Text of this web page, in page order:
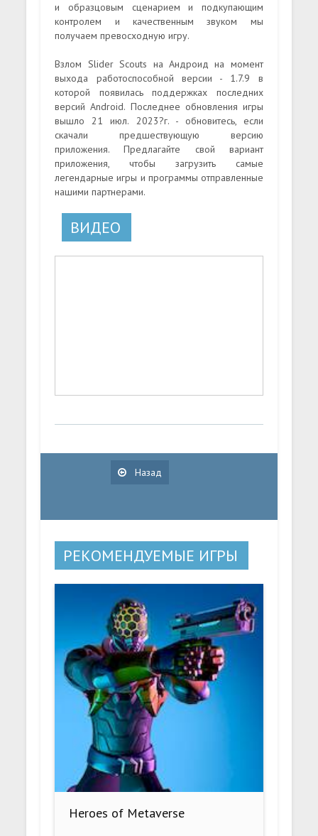
и образцовым сценарием и подкупающим
контролем и качественным звуком мы
получаем превосходную игру.
Взлом Slider Scouts на Андроид на момент
выхода работоспособной версии - 1.7.9 в
которой появилась поддержках последних
версий Android. Последнее обновления игры
вышло 21 июл. 2023?г. - обновитесь, если
скачали предшествующую версию
приложения. Предлагайте свой вариант
приложения, чтобы загрузить самые
легендарные игры и программы отправленные
нашими партнерами.
ВИДЕО
Назад
РЕКОМЕНДУЕМЫЕ ИГРЫ
Heroes of Metaverse